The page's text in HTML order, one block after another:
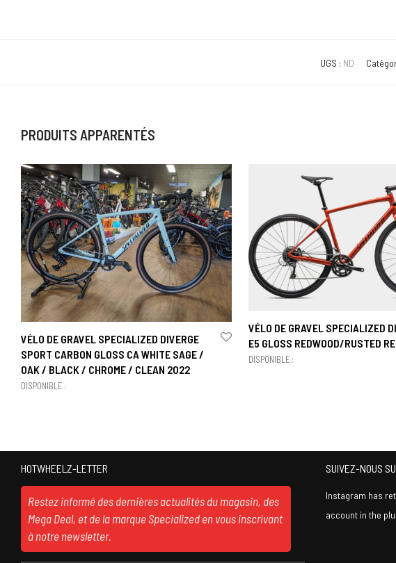
UGS : ND
PRODUITS APPARENTÉS
VÉLO DE GRAVEL SPECIALIZED DIVERGE
SPORT CARBON GLOSS CA WHITE SAGE /
OAK / BLACK / CHROME / CLEAN 2022
DISPONIBLE :
VÉLO DE GRAVEL SPECIALIZED
E5 GLOSS REDWOOD/RUSTED
DISPONIBLE :
HOTWHEELZ-LETTER
Restez informé des dernières actualités du magasin, des
Mega Deal, et de la marque Specialized en vous inscrivant
à notre newsletter.
SUIVEZ-NOUS
Instagram has
account in the